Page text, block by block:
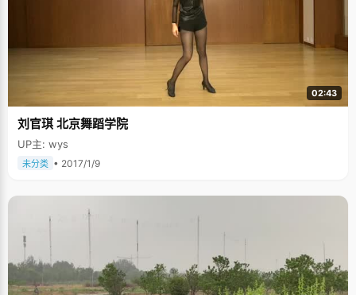
02:43
刘官琪 北京舞蹈学院
UP主: wys
未分类 • 2017/1/9